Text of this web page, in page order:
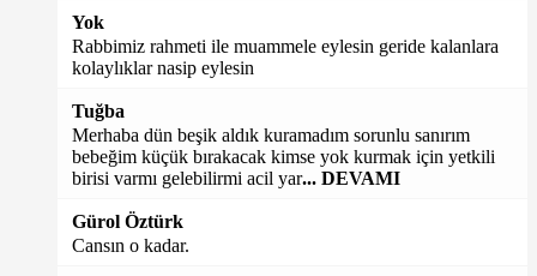
Yok
Rabbimiz rahmeti ile muammele eylesin geride kalanlara
kolaylıklar nasip eylesin
Tuğba
Merhaba dün beşik aldık kuramadım sorunlu sanırım
bebeğim küçük bırakacak kimse yok kurmak için yetkili
birisi varmı gelebilirmi acil yar... DEVAMI
Gürol Öztürk
Cansın o kadar.